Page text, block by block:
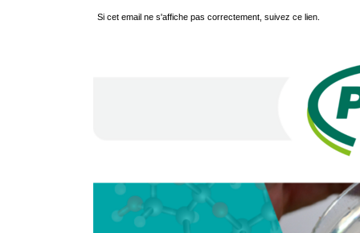
Si cet email ne s'affiche pas correctement, suivez ce lien.